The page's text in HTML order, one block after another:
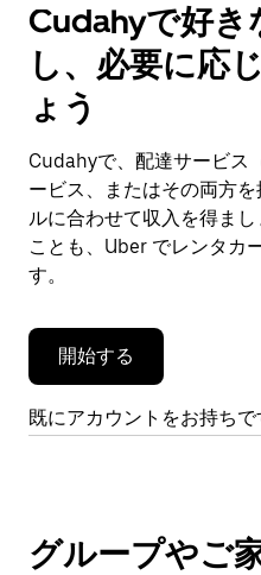
ン
で
カ
ン
ー
を
閉
じ
ま
す。
Cudahyで好き
し、必要に応
ょう
Cudahyで、配達サービス
ービス、またはその両方
ルに合わせて収入を得ま
ことも、Uber でレンタカ
す。
開始する
既にアカウントをお持ち
グループやご